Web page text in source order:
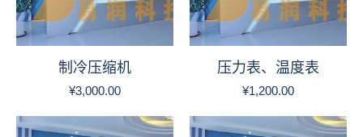
制冷压缩机
¥3,000.00
压力表、温度表
¥1,200.00